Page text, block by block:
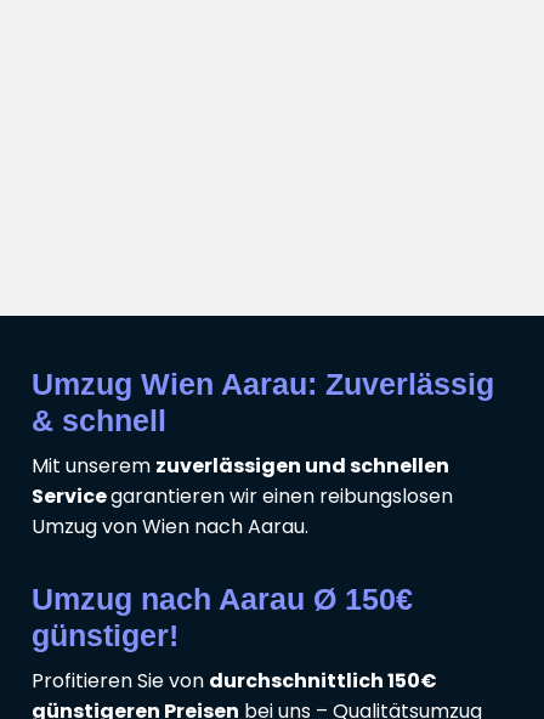
Umzug Wien Aarau: Zuverlässig
& schnell
Mit unserem zuverlässigen und schnellen
Servicegarantieren wir einen reibungslosen
Umzug von Wien nach Aarau.
Umzug nach Aarau Ø 150€
günstiger!
Profitieren Sie von durchschnittlich 150€
günstigeren Preisen bei uns – Qualitätsumzug